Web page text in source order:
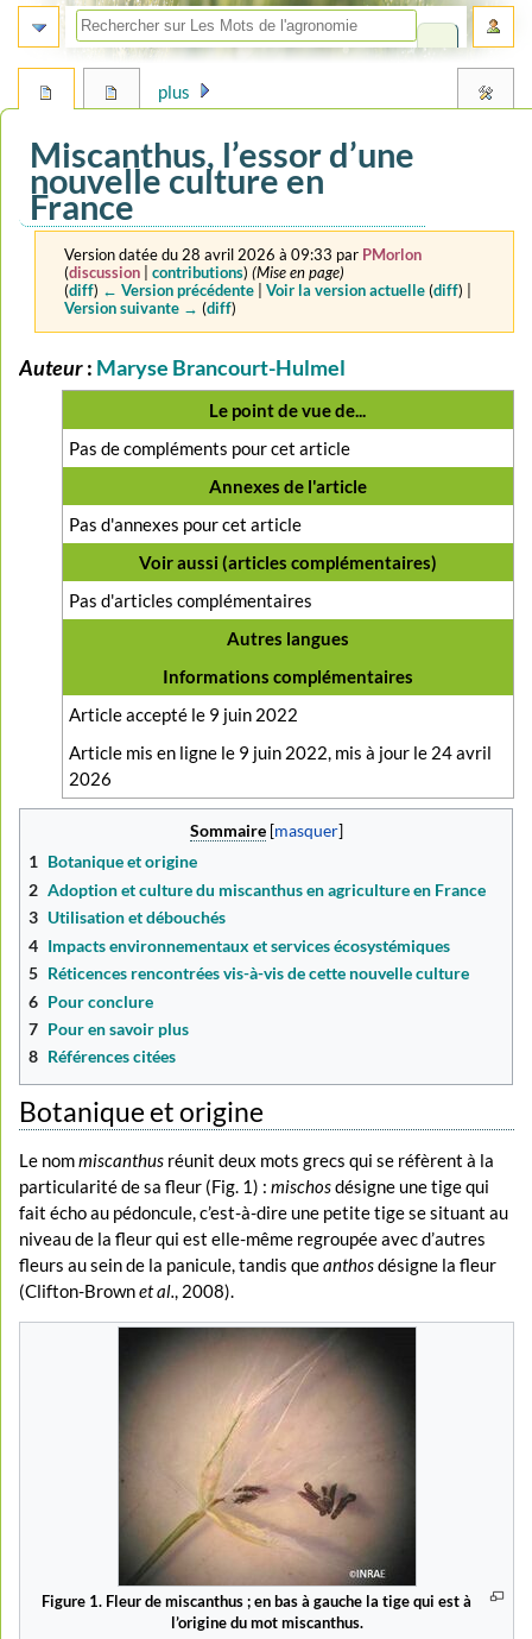
Miscanthus, l’essor d’une
nouvelle culture en
France
Version datée du 28 avril 2026 à 09:33 par PMorlon
(discussion |contributions) (Mise en page)
(diff) ← Version précédente |Voir la version actuelle(diff) |
Version suivante → (diff)
Aller
navigation
Aller
recherche
Auteur: Maryse Brancourt-Hulmel
Le point de vue de...
Pas de compléments pour cet article
Annexes de l'article
Pas d'annexes pour cet article
Voir aussi (articles complémentaires)
Pas d'articles complémentaires
Autres langues
Informations complémentaires
Article accepté le 9 juin 2022
Article mis en ligne le 9 juin 2022, mis à jour le 24 avril
2026
Sommaire
1 Botanique et origine
2 Adoption et culture du miscanthus en agriculture en France
3 Utilisation et débouchés
4 Impacts environnementaux et services écosystémiques
5 Réticences rencontrées vis-à-vis de cette nouvelle culture
6 Pour conclure
7 Pour en savoir plus
8 Références citées
Botanique et origine
Le nommiscanthus réunit deux mots grecs qui se réfèrent à la
particularité de sa fleur (Fig. 1) :mischosdésigne une tige qui
fait écho au pédoncule, c’est-à-dire une petite tige se situant au
niveau de la fleur qui est elle-même regroupée avec d’autres
fleurs au sein de la panicule, tandis queanthosdésigne la fleur
(Clifton-Brownet al., 2008).
Figure 1. Fleur de miscanthus ; en bas à gauche la tige qui est à
l’origine du mot miscanthus.
plus